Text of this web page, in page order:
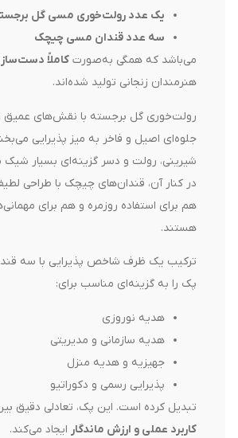
یک عدد رولت‌خوری مسی گل
سه عدد قندان مسی چیچک
می‌باشد که همگی به‌صورت کاملاً دست‌ساز
هنرمندان زنجانی تولید شده‌اند.
رولت‌خوری گل برجسته با نقش‌های عمیق
جلوه‌ای اصیل و فاخر به میز پذیرایی
شیرینی، رولت و دسر گزینه‌ای بسیار
در کنار آن، قندان‌های چیچک با طراحی
هم برای استفاده روزمره و هم برای
هستند.
ترکیب یک ظرف شاخص پذیرایی با سه
پک را به گزینه‌ای مناسب برای:
هدیه نوروزی
هدیه سازمانی و مدیریتی
جهیزیه و هدیه منزل
پذیرایی رسمی و دکوراتیو
تبدیل کرده است. این پک، تعادلی دقیق
کاربرد عملی و ارزش ماندگار ایجاد می‌کند.